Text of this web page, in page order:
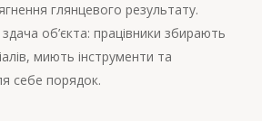
глянцевого результату.
об’єкта: працівники збирають
миють інструменти та
себе порядок.